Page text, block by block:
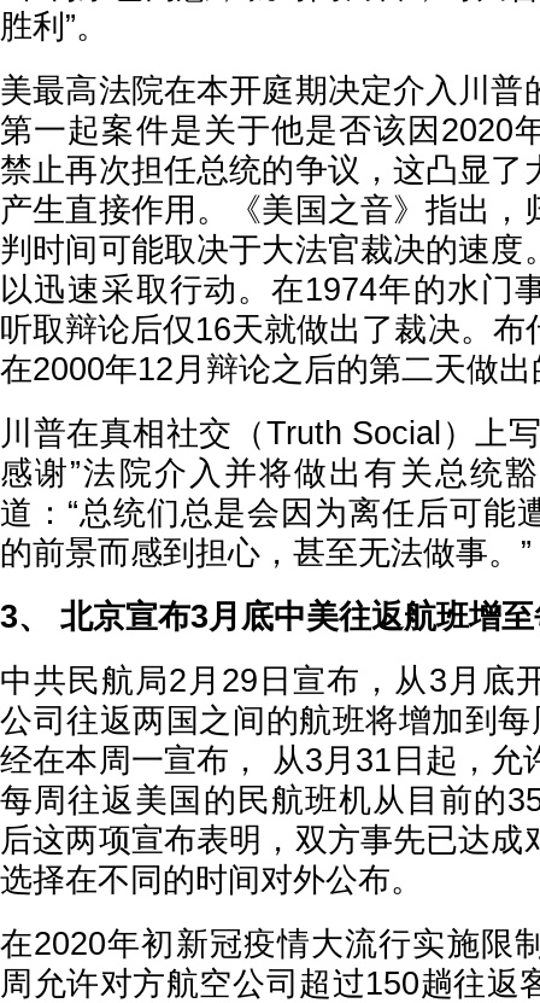
胜利”。
美最高法院在本开庭期决定介入川普
第一起案件是关于他是否该因2020
禁止再次担任总统的争议，这凸显了
产生直接作用。《美国之音》指出，
判时间可能取决于大法官裁决的速度
以迅速采取行动。在1974年的水门
听取辩论后仅16天就做出了裁决。布
在2000年12月辩论之后的第二天做出
川普在真相社交（Truth Social）上
感谢”法院介入并将做出有关总统
道：“总统们总是会因为离任后可能
的前景而感到担心，甚至无法做事。”
3、 北京宣布3月底中美往返航班增
中共民航局2月29日宣布，从3月底
公司往返两国之间的航班将增加到
经在本周一宣布， 从3月31日起，允
每周往返美国的民航班机从目前的
后这两项宣布表明，双方事先已达成
选择在不同的时间对外公布。
在2020年初新冠疫情大流行实施限
周允许对方航空公司超过150趟往返